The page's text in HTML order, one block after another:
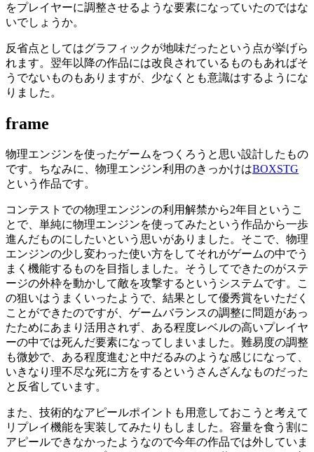
をプレイヤーに調整させるような要素になっていたのではな
いでしょうか。
反省点としてはグラフィックが地味だったという点が挙げら
れます。翌年以降の作品には改良されているものもあればそ
うでないものもありますが、少なくとも意識はするようにな
りました。
frame
物理エンジンを使ったゲームをつくろうと思い設計したもの
です。ちなみに、物理エンジン利用のきっかけはBOXSTG
という作品です。
コンテストでの物理エンジンの利用解禁から2年目というこ
とで、単純に物理エンジンを使ってみたという作品から一歩
進んだものにしたいという思いがありました。そこで、物理
エンジンの少し変わった使い方をしてそれがゲームの中でう
まく機能するものを目指しました。そうしてできたのがステ
ージの外枠を動かして敵を攻撃するというシステムです。こ
の狙いはうまくいったようで、結果として優秀賞をいただく
ことができたのですが、ゲームバランスの調整に問題があっ
たためにあまり活用されず、ある程度レベルの高いプレイヤ
ーの中では死んだ要素になってしまいました。難易度の調整
も微妙で、ある程度進むと中だるみのような感じになって、
いきなり理不尽な死に方をするというさんざんなものだった
と反省しています。
また、技術的なアピールポイントも用意しておこうと考えて
リプレイ機能を実装してみたりもしました。容量を食う割に
アピールできなかったようなので今年の作品では外していま